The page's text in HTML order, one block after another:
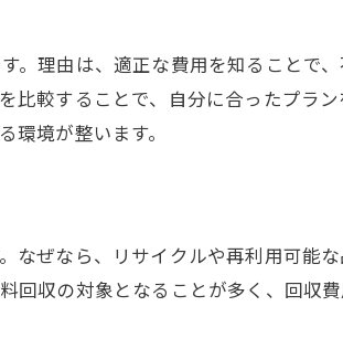
ト削減
方
チェック
を徹底比較
。理由は、適正な費用を知ることで
比較することで、自分に合ったプラ
境が整います。
なぜなら、リサイクルや再利用可能
回収の対象となることが多く、回収